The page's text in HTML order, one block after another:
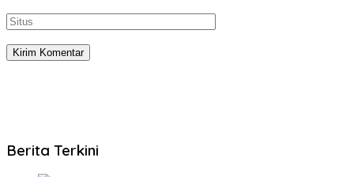
Berita Terkini